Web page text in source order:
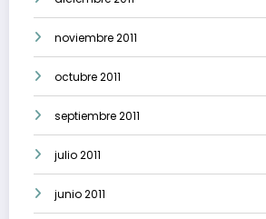
noviembre 2011
octubre 2011
septiembre 2011
julio 2011
junio 2011